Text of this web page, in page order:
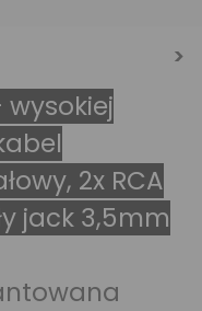
wysokiej
2x RCA
jack 3,5mm